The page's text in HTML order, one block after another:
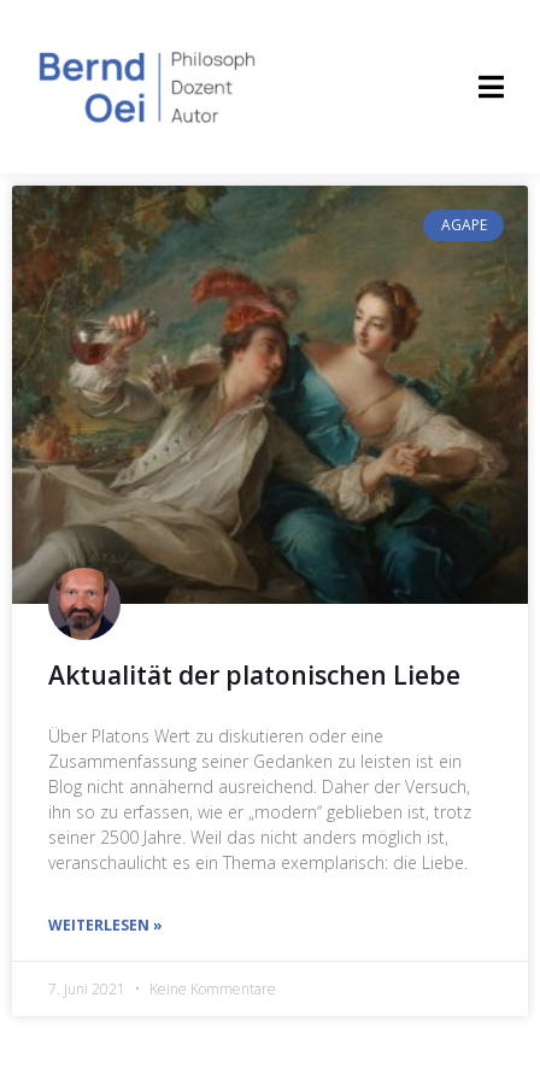
AGAPE
Aktualität der platonischen Liebe
Über Platons Wert zu diskutieren oder eine
Zusammenfassung seiner Gedanken zu leisten ist ein
Blog nicht annähernd ausreichend. Daher der Versuch,
ihn so zu erfassen, wie er „modern“ geblieben ist, trotz
seiner 2500 Jahre. Weil das nicht anders möglich ist,
veranschaulicht es ein Thema exemplarisch: die Liebe.
WEITERLESEN »
7. Juni 2021 Keine Kommentare